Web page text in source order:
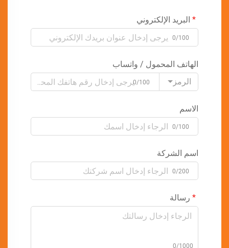
البريد الإلكتروني
0/100
الهاتف المحمول / واتساب
الرمز
0/100
الاسم
0/100
اسم الشركة
0/200
رسالة
0/1000